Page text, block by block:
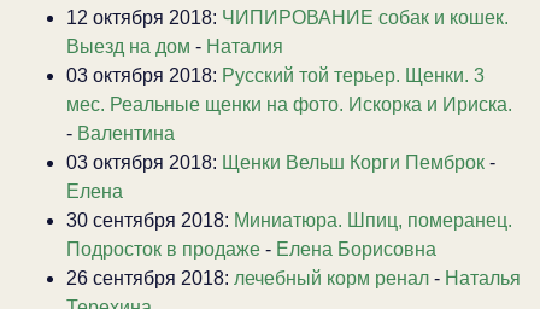
12 октября 2018: ЧИПИРОВАНИЕ собак и кошек.
Выезд на дом - Наталия
03 октября 2018: Русский той терьер. Щенки. 3
мес. Реальные щенки на фото. Искорка и Ириска.
- Валентина
03 октября 2018: Щенки Вельш Корги Пемброк -
Елена
30 сентября 2018: Миниатюра. Шпиц, померанец.
Подросток в продаже - Елена Борисовна
26 сентября 2018: лечебный корм ренал - Наталья